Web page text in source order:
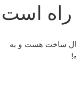
است
ساخت هست و به